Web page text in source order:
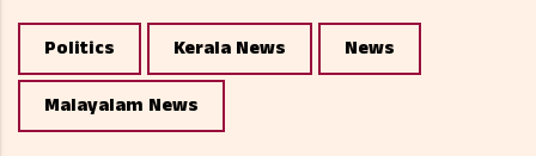
Politics Kerala News News
Malayalam News